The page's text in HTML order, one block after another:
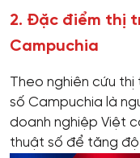
2. Đặc điểm thị
Campuchia
Theo nghiên cứu thị
số Campuchia là
doanh nghiệp Việt
thuật số để tăng độ